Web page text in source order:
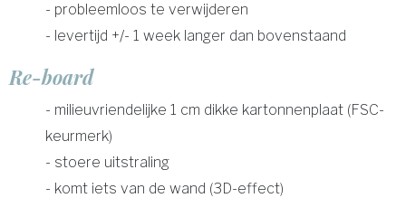
- probleemloos te verwijderen
- levertijd +/- 1 week langer dan bovenstaand
Re-board
- milieuvriendelijke 1 cm dikke kartonnenplaat (FSC-
keurmerk)
- stoere uitstraling
- komt iets van de wand (3D-effect)